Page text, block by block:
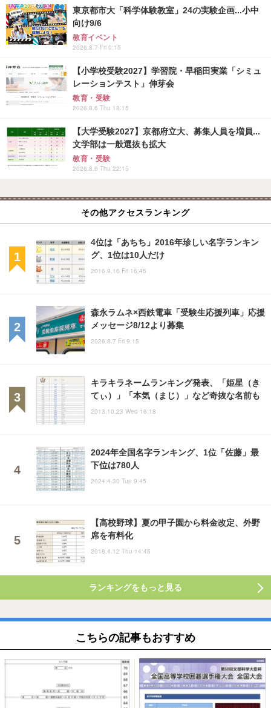
東京都市大「科学体験教室」24の実験企画...小中
向け9/6
教育イベント
2026.8.7 Fri 0:15
【小学校受験2027】学習院・早稲田実業「シミュ
レーションテスト」伸芽会
教育・受験
2026.8.6 Thu 18:15
【大学受験2027】京都府立大、募集人員を増員...
文学部は一般選抜も拡大
教育・受験
2026.8.6 Thu 22:15
その他アクセスランキング
4位は「あちち」2016年珍しい名字ランキン
グ、1位は10人だけ
2016.9.16 Fri 16:45
森永ラムネ×西鉄電車「受験生応援列車」応援
メッセージ8/12より募集
2026.8.7 Fri 9:15
キラキラネームランキング発表、「姫星（き
てぃ）」「本気（まじ）」など奇抜な名前も
2013.10.23 Wed 16:18
2024年全国名字ランキング、1位「佐藤」最
下位は780人
2024.4.30 Tue 9:45
【高校野球】夏の甲子園から料金改定、外野
席を有料化
2018.4.12 Thu 14:45
ランキングをもっと見る
こちらの記事もおすすめ